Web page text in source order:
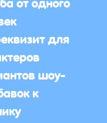
для
шоу-
к